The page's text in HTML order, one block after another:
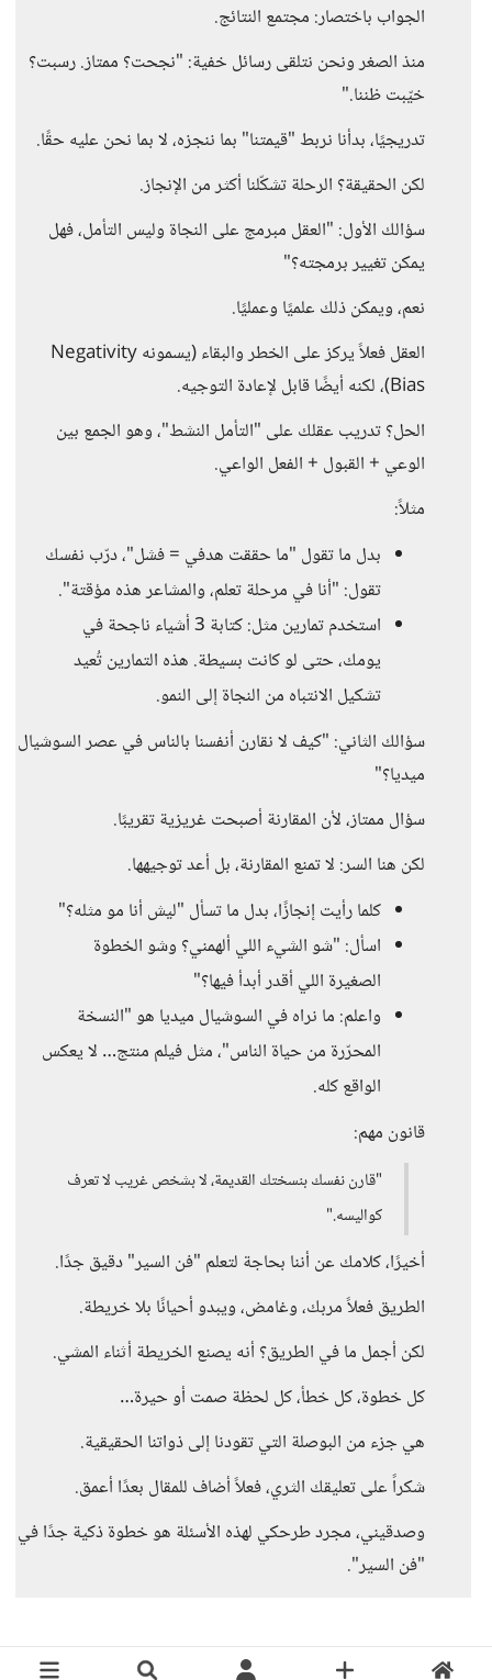
الجواب باختصار: مجتمع النتائج.
منذ الصغر ونحن نتلقى رسائل خفية: "نجحت؟ ممتاز. رسبت؟
خيّبت ظننا."
تدريجيًا، بدأنا نربط "قيمتنا" بما ننجزه، لا بما نحن عليه حقًا.
لكن الحقيقة؟ الرحلة تشكّلنا أكثر من الإنجاز.
سؤالك الأول: "العقل مبرمج على النجاة وليس التأمل، فهل
يمكن تغيير برمجته؟"
نعم، ويمكن ذلك علميًا وعمليًا.
العقل فعلاً يركز على الخطر والبقاء (يسمونه Negativity
Bias)، لكنه أيضًا قابل لإعادة التوجيه.
الحل؟ تدريب عقلك على "التأمل النشط"، وهو الجمع بين
الوعي + القبول + الفعل الواعي.
مثلاً:
بدل ما تقول "ما حققت هدفي = فشل"، درّب نفسك
تقول: "أنا في مرحلة تعلم، والمشاعر هذه مؤقتة".
استخدم تمارين مثل: كتابة 3 أشياء ناجحة في
يومك، حتى لو كانت بسيطة. هذه التمارين تُعيد
تشكيل الانتباه من النجاة إلى النمو.
سؤالك الثاني: "كيف لا نقارن أنفسنا بالناس في عصر السوشيال
ميديا؟"
سؤال ممتاز، لأن المقارنة أصبحت غريزية تقريبًا.
لكن هنا السر: لا تمنع المقارنة، بل أعد توجيهها.
كلما رأيت إنجازًا، بدل ما تسأل "ليش أنا مو مثله؟"
اسأل: "شو الشيء اللي ألهمني؟ وشو الخطوة
الصغيرة اللي أقدر أبدأ فيها؟"
واعلم: ما نراه في السوشيال ميديا هو "النسخة
المحرّرة من حياة الناس"، مثل فيلم منتج… لا يعكس
الواقع كله.
قانون مهم:
"قارن نفسك بنسختك القديمة، لا بشخص غريب لا تعرف
كواليسه."
أخيرًا، كلامك عن أننا بحاجة لتعلم "فن السير" دقيق جدًا.
الطريق فعلاً مربك، وغامض، ويبدو أحيانًا بلا خريطة.
لكن أجمل ما في الطريق؟ أنه يصنع الخريطة أثناء المشي.
كل خطوة، كل خطأ، كل لحظة صمت أو حيرة…
هي جزء من البوصلة التي تقودنا إلى ذواتنا الحقيقية.
شكراً على تعليقك الثري، فعلاً أضاف للمقال بعدًا أعمق.
وصدقيني، مجرد طرحكي لهذه الأسئلة هو خطوة ذكية جدًا في
"فن السير".